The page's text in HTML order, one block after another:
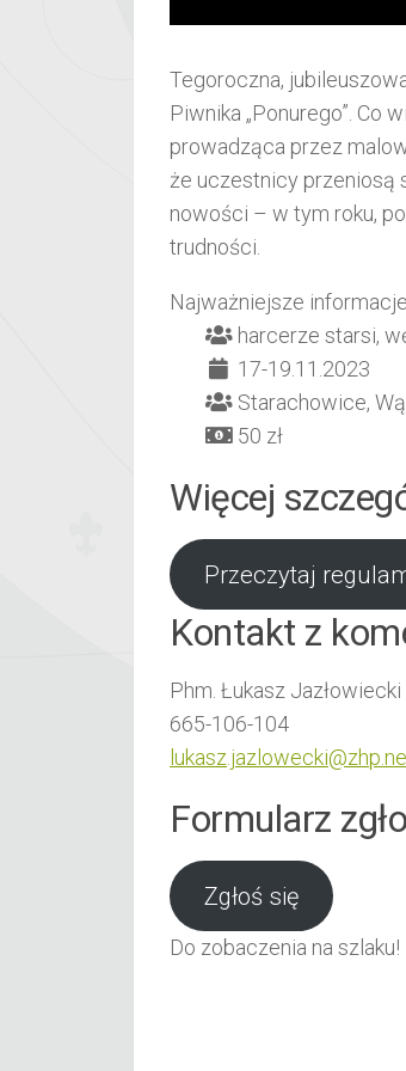
Tegoroczna,
Piwnika „Ponurego”. Co
prowadząca przez
że uczestnicy przeniosą
nowości – w tym roku,
trudności.
Najważniejsze
harcerze starsi,
17-19.11.2023
Starachowice,
50 zł
Więcej
Przeczytaj
Kontakt z
Phm. Łukasz Jazłowiecki
665-106-104
Formularz
Zgłoś się
Do zobaczenia na szlaku!